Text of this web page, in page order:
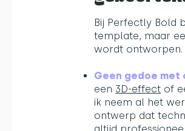
Bij Perfectly Bold
template, maar
wordt ontworpen.
Geen gedoe met
een 3D-effect of
ik neem al het
ontwerp dat